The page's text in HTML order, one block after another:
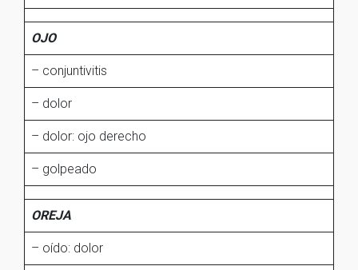
OJO
– conjuntivitis
– dolor
– dolor: ojo derecho
– golpeado
OREJA
– oído: dolor